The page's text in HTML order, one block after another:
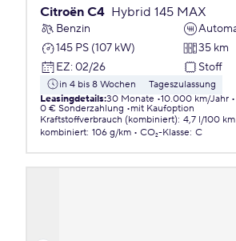
Citroën C4 Hybrid 145 MAX
Benzin
145 PS (107 kW)
35 km
EZ: 02/26 Stoff
in 4 bis 8 Wochen
Tageszulassung
Leasingdetails:30 Monate 10.000 km/Jahr
0 € Sonderzahlung
mit Kaufoption
Kraftstoffverbrauch (kombiniert): 4,7 l/100 km
kombiniert: 106 g/km CO₂-Klasse: C